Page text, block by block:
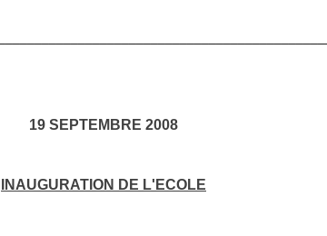
19 SEPTEMBRE 2008
INAUGURATION DE L'ECOLE